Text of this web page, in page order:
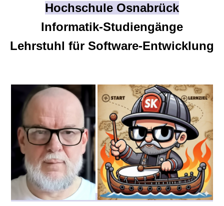
Hochschule Osnabrück
Informatik-Studiengänge
Lehrstuhl für Software-Entwicklung